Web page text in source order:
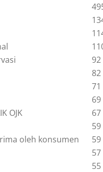
92
82
71
69
OJK
67
59
oleh konsumen
59
57
55